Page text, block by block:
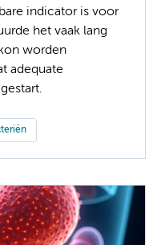
indicator is voor
het vaak lang
worden
adequate